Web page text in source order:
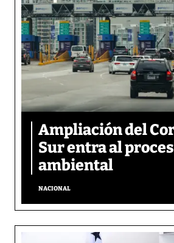
Ampliación del
Sur entra al
ambiental
NACIONAL